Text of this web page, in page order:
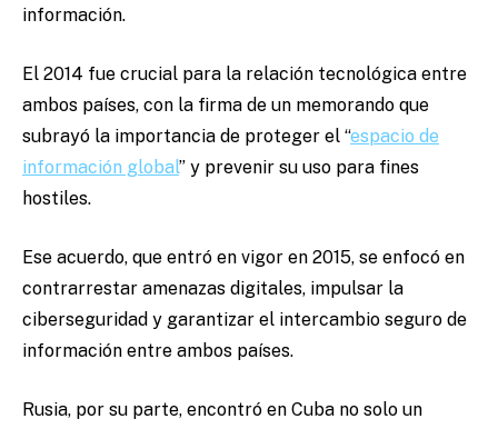
información.
El 2014 fue crucial para la relación tecnológica entre
ambos países, con la firma de un memorando que
subrayó la importancia de proteger el “espacio de
información global” y prevenir su uso para fines
hostiles.
Ese acuerdo, que entró en vigor en 2015, se enfocó en
contrarrestar amenazas digitales, impulsar la
ciberseguridad y garantizar el intercambio seguro de
información entre ambos países.
Rusia, por su parte, encontró en Cuba no solo un